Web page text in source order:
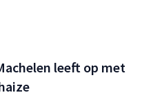
leeft op met